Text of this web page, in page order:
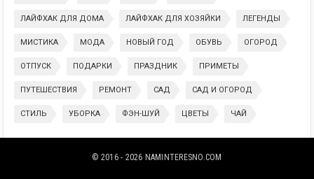
ЛАЙФХАК ДЛЯ ДОМА ЛАЙФХАК ДЛЯ ХОЗЯЙКИ ЛЕГЕНДЫ
МИСТИКА МОДА НОВЫЙ ГОД ОБУВЬ ОГОРОД
ОТПУСК ПОДАРКИ ПРАЗДНИК ПРИМЕТЫ
ПУТЕШЕСТВИЯ РЕМОНТ САД САД И ОГОРОД
СТИЛЬ УБОРКА ФЭН-ШУЙ ЦВЕТЫ ЧАЙ
© 2016 - 2026 NAMINTERESNO.COM